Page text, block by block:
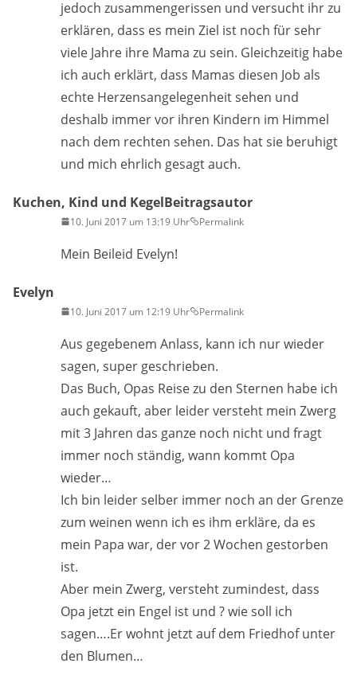
jedoch zusammengerissen und versucht ihr zu
erklären, dass es mein Ziel ist noch für sehr
viele Jahre ihre Mama zu sein. Gleichzeitig habe
ich auch erklärt, dass Mamas diesen Job als
echte Herzensangelegenheit sehen und
deshalb immer vor ihren Kindern im Himmel
nach dem rechten sehen. Das hat sie beruhigt
und mich ehrlich gesagt auch.
Kuchen, Kind und KegelBeitragsautor
10. Juni 2017 um 13:19 Uhr Permalink
Mein Beileid Evelyn!
Evelyn
10. Juni 2017 um 12:19 Uhr Permalink
Aus gegebenem Anlass, kann ich nur wieder
sagen, super geschrieben.
Das Buch, Opas Reise zu den Sternen habe ich
auch gekauft, aber leider versteht mein Zwerg
mit 3 Jahren das ganze noch nicht und fragt
immer noch ständig, wann kommt Opa
wieder…
Ich bin leider selber immer noch an der Grenze
zum weinen wenn ich es ihm erkläre, da es
mein Papa war, der vor 2 Wochen gestorben
ist.
Aber mein Zwerg, versteht zumindest, dass
Opa jetzt ein Engel ist und ? wie soll ich
sagen….Er wohnt jetzt auf dem Friedhof unter
den Blumen…